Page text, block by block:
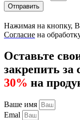
Отправить
Нажимая на кнопку,
Согласие на
Оставьте
закрепить за
30% на
Ваше имя
Emal